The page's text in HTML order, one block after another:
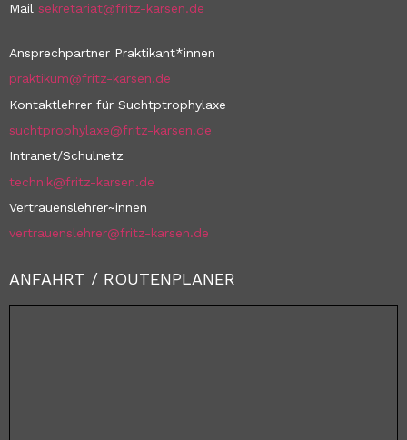
Mail sekretariat@fritz-karsen.de
Ansprechpartner Praktikant*innen
praktikum@fritz-karsen.de
Kontaktlehrer für Suchtptrophylaxe
suchtprophylaxe@fritz-karsen.de
Intranet/Schulnetz
technik@fritz-karsen.de
Vertrauenslehrer~innen
vertrauenslehrer@fritz-karsen.de
ANFAHRT / ROUTENPLANER